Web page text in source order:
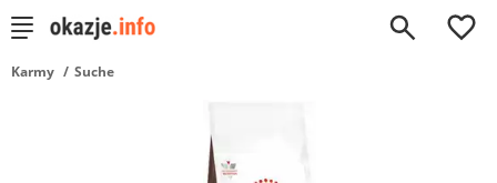
0
Karmy Suche